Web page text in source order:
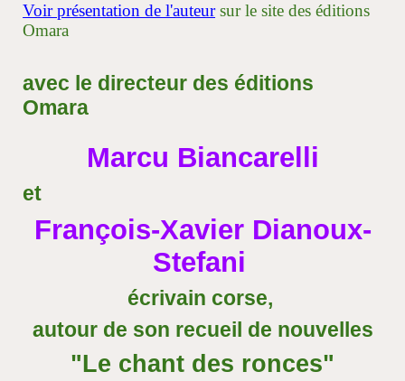
Voir présentation de l'auteursur le site des éditions
Omara
avec le directeur des éditions
Omara
Marcu Biancarelli
et
François-Xavier Dianoux-
Stefani
écrivain corse,
autour de son recueil de nouvelles
"Le chant des ronces"